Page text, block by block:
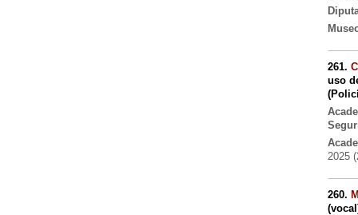
261.
uso
2025
260.